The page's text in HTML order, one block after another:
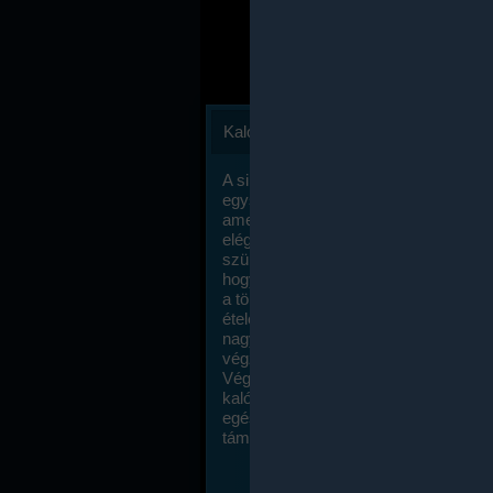
Kalóriaszámlálás
A sikeres fogyás titka valójában igen
egyszerű: égess több energiát, mint
amennyit beviszel. Természetesen
elég nagy fegyelemre és akaraterőre
szükség, de meglepődve fogod
hogy a kalóriaszámolás mennyire
a többi diétához képest. Itt nincsenek
ételek és a megengedett kalóriabevitelt
nagymértékben növelheted ha
végzel.
Végül, de nem utolsó sorban, a
kalóriaszámolás módszerét a legtöbb
egészségügyi szakorvos ajánlja és
támogatja.